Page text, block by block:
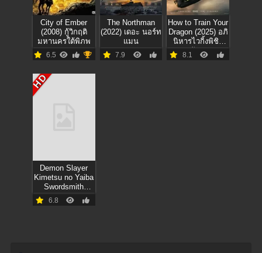
City of Ember
(2008) กู้วิกฤติ
มหานครใต้พิภพ
6.5
The Northman
(2022) เดอะ นอร์ท
แมน
7.9
How to Train Your
Dragon (2025) อภิ
นิหารไวกิ้งพิชิต
มังกร
8.1
HD
Demon Slayer
Kimetsu no Yaiba
Swordsmith
Village Arc ดาบ
พิฆาตอสูร ภาค
6.8